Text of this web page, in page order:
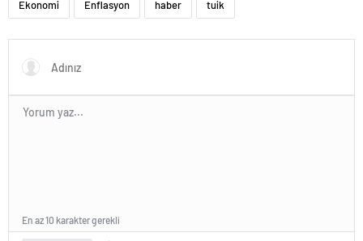
Ekonomi Enflasyon haber tuik
En az 10 karakter gerekli